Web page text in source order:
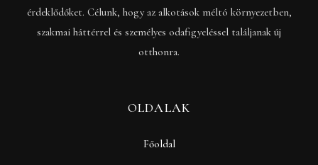
érdeklődőket. Célunk, hogy az alkotások méltó környezetben,
szakmai háttérrel és személyes odafigyeléssel találjanak új
otthonra.
OLDALAK
Főoldal